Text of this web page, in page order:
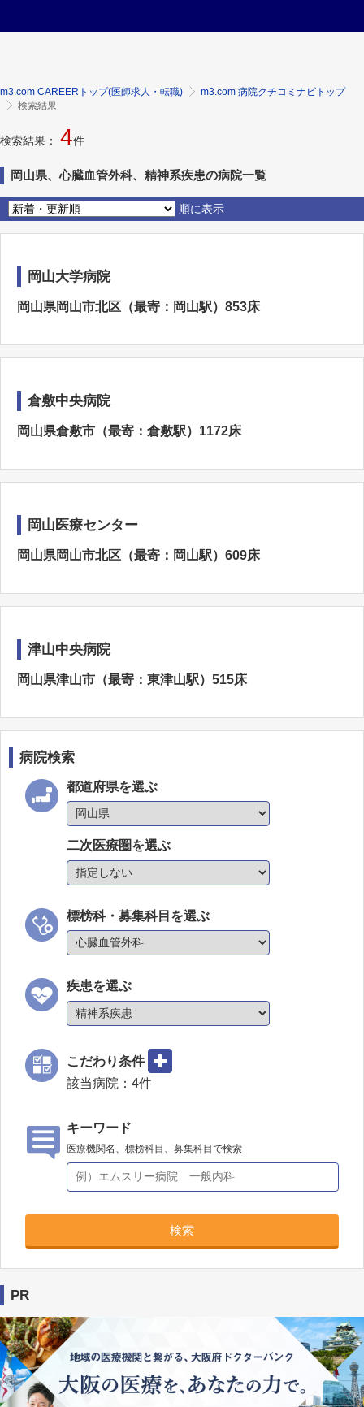
m3.com CAREERトップ(医師求人・転職)
m3.com 病院クチコミナビトップ
検索結果
検索結果： 4件
岡山県、心臓血管外科、精神系疾患の病院一覧
順に表示
岡山大学病院
岡山県岡山市北区（最寄：岡山駅）853床
倉敷中央病院
岡山県倉敷市（最寄：倉敷駅）1172床
岡山医療センター
岡山県岡山市北区（最寄：岡山駅）609床
津山中央病院
岡山県津山市（最寄：東津山駅）515床
病院検索
都道府県を選ぶ
二次医療圏を選ぶ
標榜科・募集科目を選ぶ
疾患を選ぶ
こだわり条件
該当病院： 4件
キーワード
医療機関名、標榜科目、募集科目で検索
検索
PR